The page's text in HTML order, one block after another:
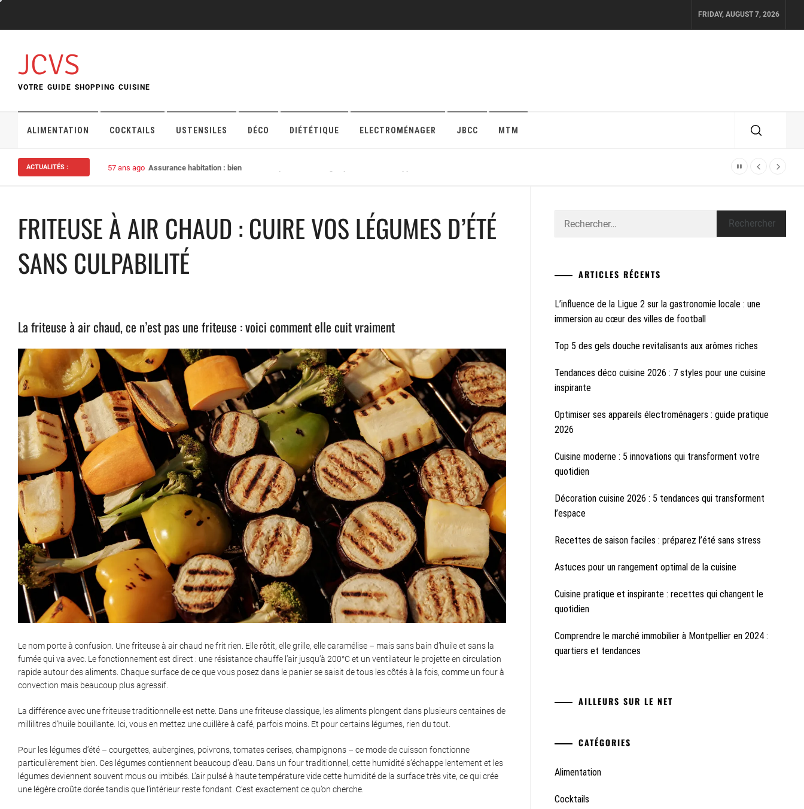
content
FRIDAY, AUGUST 7, 2026
JCVS
VOTRE GUIDE SHOPPING CUISINE
ALIMENTATION COCKTAILS USTENSILES DÉCO DIÉTÉTIQUE ELECTROMÉNAGER JBCC MTM
ACTUALITÉS : 57 ans ago Assurance habitation : bien choisir sa protection en ligne pour maison ou appartement
FRITEUSE À AIR CHAUD : CUIRE VOS LÉGUMES D’ÉTÉ
SANS CULPABILITÉ
La friteuse à air chaud, ce n’est pas une friteuse : voici comment elle cuit vraiment
Le nom porte à confusion. Une friteuse à air chaud ne frit rien. Elle rôtit, elle grille, elle caramélise – mais sans bain d’huile et sans la
fumée qui va avec. Le fonctionnement est direct : une résistance chauffe l’air jusqu’à 200°C et un ventilateur le projette en circulation
rapide autour des aliments. Chaque surface de ce que vous posez dans le panier se saisit de tous les côtés à la fois, comme un four à
convection mais beaucoup plus agressif.
La différence avec une friteuse traditionnelle est nette. Dans une friteuse classique, les aliments plongent dans plusieurs centaines de
millilitres d’huile bouillante. Ici, vous en mettez une cuillère à café, parfois moins. Et pour certains légumes, rien du tout.
Pour les légumes d’été – courgettes, aubergines, poivrons, tomates cerises, champignons – ce mode de cuisson fonctionne
particulièrement bien. Ces légumes contiennent beaucoup d’eau. Dans un four traditionnel, cette humidité s’échappe lentement et les
légumes deviennent souvent mous ou imbibés. L’air pulsé à haute température vide cette humidité de la surface très vite, ce qui crée
une légère croûte dorée tandis que l’intérieur reste fondant. C’est exactement ce qu’on cherche.
ARTICLES RÉCENTS
L’influence de la Ligue 2 sur la gastronomie locale : une
immersion au cœur des villes de football
Top 5 des gels douche revitalisants aux arômes riches
Tendances déco cuisine 2026 : 7 styles pour une cuisine
inspirante
Optimiser ses appareils électroménagers : guide pratique
2026
Cuisine moderne : 5 innovations qui transforment votre
quotidien
Décoration cuisine 2026 : 5 tendances qui transforment
l’espace
Recettes de saison faciles : préparez l’été sans stress
Astuces pour un rangement optimal de la cuisine
Cuisine pratique et inspirante : recettes qui changent le
quotidien
Comprendre le marché immobilier à Montpellier en 2024 :
quartiers et tendances
AILLEURS SUR LE NET
CATÉGORIES
Alimentation
Cocktails